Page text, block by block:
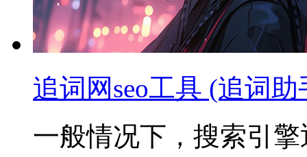
追词网seo工具 (追词
一般情况下，搜索引